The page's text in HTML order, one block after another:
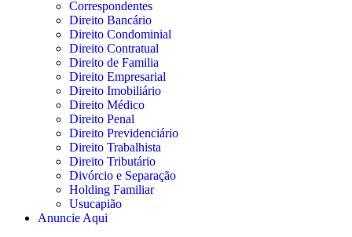
Correspondentes
Direito Bancário
Direito Condominial
Direito Contratual
Direito de Familia
Direito Empresarial
Direito Imobiliário
Direito Médico
Direito Penal
Direito Previdenciário
Direito Trabalhista
Direito Tributário
Divórcio e Separação
Holding Familiar
Usucapião
Anuncie Aqui